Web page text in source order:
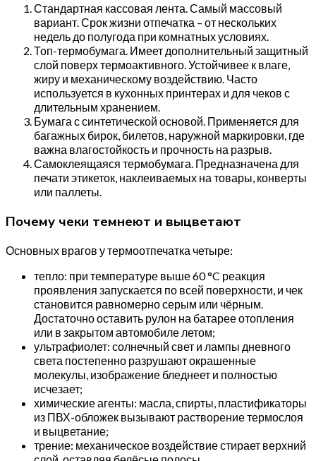
Стандартная кассовая лента. Самый массовый
вариант. Срок жизни отпечатка – от нескольких
недель до полугода при комнатных условиях.
Топ-термобумага. Имеет дополнительный защитный
слой поверх термоактивного. Устойчивее к влаге,
жиру и механическому воздействию. Часто
используется в кухонных принтерах и для чеков с
длительным хранением.
Бумага с синтетической основой. Применяется для
багажных бирок, билетов, наружной маркировки, где
важна влагостойкость и прочность на разрыв.
Самоклеящаяся термобумага. Предназначена для
печати этикеток, наклеиваемых на товары, конверты
или паллеты.
Почему чеки темнеют и выцветают
Основных врагов у термоотпечатка четыре:
тепло: при температуре выше 60 °C реакция
проявления запускается по всей поверхности, и чек
становится равномерно серым или чёрным.
Достаточно оставить рулон на батарее отопления
или в закрытом автомобиле летом;
ультрафиолет: солнечный свет и лампы дневного
света постепенно разрушают окрашенные
молекулы, изображение бледнеет и полностью
исчезает;
химические агенты: масла, спирты, пластификаторы
из ПВХ-обложек вызывают растворение термослоя
и выцветание;
трение: механическое воздействие стирает верхний